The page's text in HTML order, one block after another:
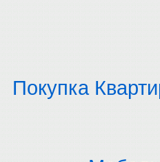
Покупка